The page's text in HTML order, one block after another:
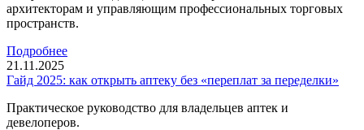
архитекторам и управляющим профессиональных торговых
пространств.
Подробнее
21.11.2025
Гайд 2025: как открыть аптеку без «переплат за переделки»
Практическое руководство для владельцев аптек и
девелоперов.